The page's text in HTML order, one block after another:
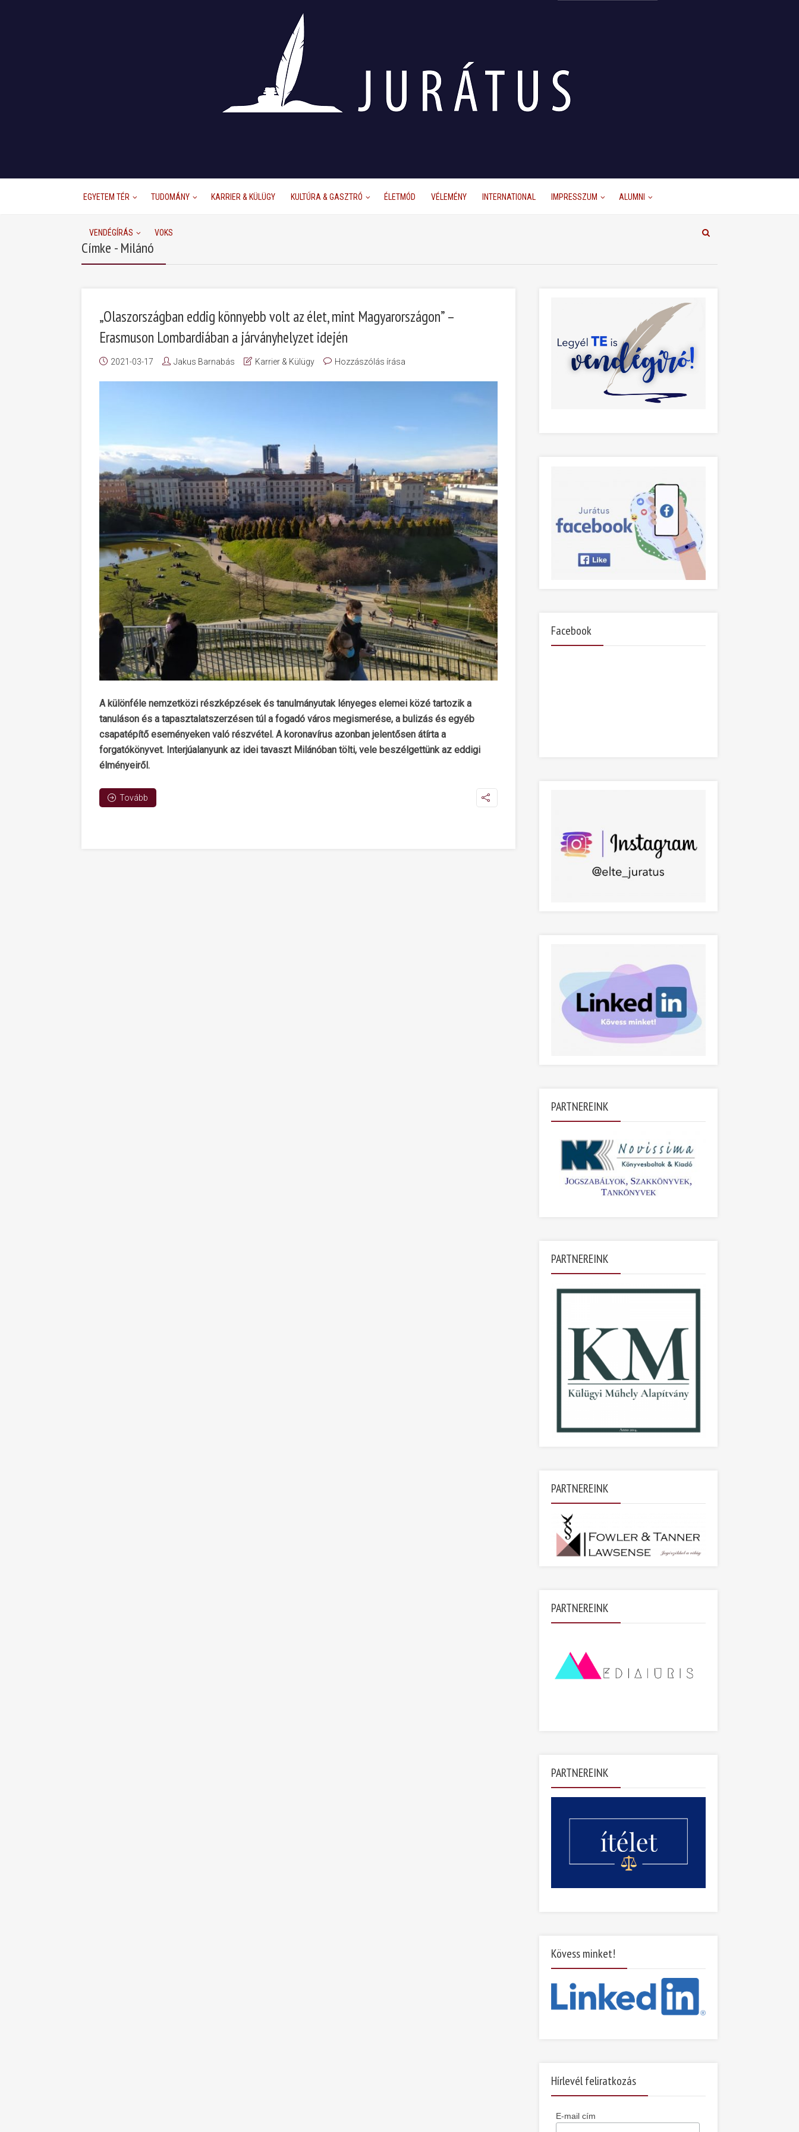
EGYETEM TÉR TUDOMÁNY KARRIER & KÜLÜGY KULTÚRA & GASZTRÓ ÉLETMÓD VÉLEMÉNY INTERNATIONAL IMPRESSZUM ALUMNI
VENDÉGÍRÁS VOKS
Címke - Milánó
„Olaszországban eddig könnyebb volt az élet, mint Magyarországon” –
Erasmuson Lombardiában a járványhelyzet idején
2021-03-17 Jakus Barnabás Karrier & Külügy Hozzászólás írása
A különféle nemzetközi részképzések és tanulmányutak lényeges elemei közé tartozik a
tanuláson és a tapasztalatszerzésen túl a fogadó város megismerése, a bulizás és egyéb
csapatépítő eseményeken való részvétel. A koronavírus azonban jelentősen átírta a
forgatókönyvet. Interjúalanyunk az idei tavaszt Milánóban tölti, vele beszélgettünk az eddigi
élményeiről.
Tovább
Facebook
PARTNEREINK
PARTNEREINK
PARTNEREINK
PARTNEREINK
PARTNEREINK
Kövess minket!
Hírlevél feliratkozás
E-mail cím